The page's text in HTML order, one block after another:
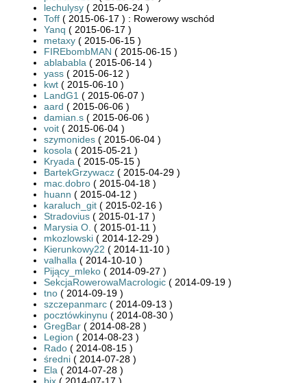
lechulysy ( 2015-06-24 )
Toff ( 2015-06-17 ) : Rowerowy wschód
Yanq ( 2015-06-17 )
metaxy ( 2015-06-15 )
FIREbombMAN ( 2015-06-15 )
ablababla ( 2015-06-14 )
yass ( 2015-06-12 )
kwt ( 2015-06-10 )
LandG1 ( 2015-06-07 )
aard ( 2015-06-06 )
damian.s ( 2015-06-06 )
voit ( 2015-06-04 )
szymonides ( 2015-06-04 )
kosola ( 2015-05-21 )
Kryada ( 2015-05-15 )
BartekGrzywacz ( 2015-04-29 )
mac.dobro ( 2015-04-18 )
huann ( 2015-04-12 )
karaluch_git ( 2015-02-16 )
Stradovius ( 2015-01-17 )
Marysia O. ( 2015-01-11 )
mkozlowski ( 2014-12-29 )
Kierunkowy22 ( 2014-11-10 )
valhalla ( 2014-10-10 )
Pijący_mleko ( 2014-09-27 )
SekcjaRowerowaMacrologic ( 2014-09-19 )
tno ( 2014-09-19 )
szczepanmarc ( 2014-09-13 )
pocztówkinynu ( 2014-08-30 )
GregBar ( 2014-08-28 )
Legion ( 2014-08-23 )
Rado ( 2014-08-15 )
średni ( 2014-07-28 )
Ela ( 2014-07-28 )
bix ( 2014-07-17 )